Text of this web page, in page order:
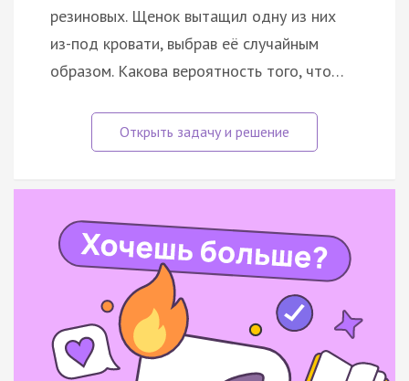
резиновых. Щенок вытащил одну из них
из-под кровати, выбрав её случайным
образом. Какова вероятность того, что…